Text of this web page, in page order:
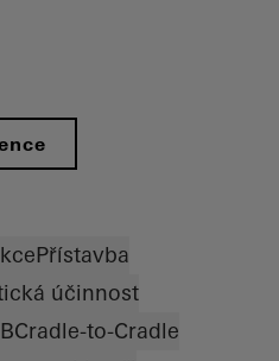
Přístavba
účinnost
Cradle-to-Cradle